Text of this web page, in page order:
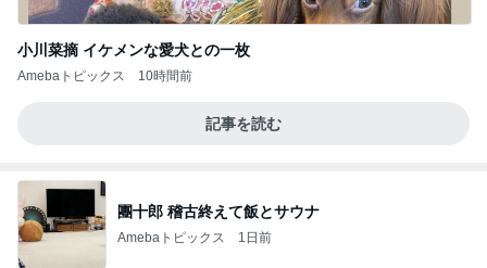
小川菜摘 イケメンな愛犬との一枚
Amebaトピックス 10時間前
記事を読む
團十郎 稽古終えて飯とサウナ
Amebaトピックス 1日前